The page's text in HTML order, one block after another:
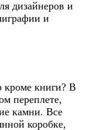
дизайнеров и
и
кроме книги? В
переплете,
камни. Все
коробке,